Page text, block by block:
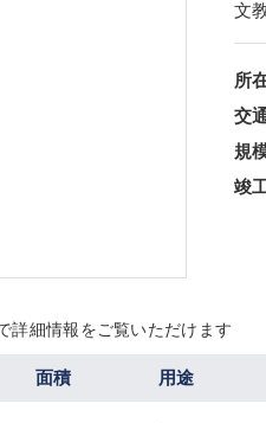
文
所
交
規
竣
詳細情報をご覧いただけます
面積 用途